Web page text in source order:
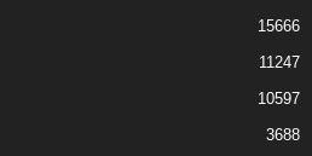
15666
11247
10597
3688